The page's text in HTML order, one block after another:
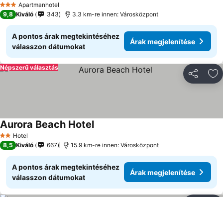
3 KategóriaApartmanhotel
9,8 Kiváló 343 3.3 km-re innen: Városközpont
A pontos árak megtekintéséhez
válasszon dátumokat
Árak megjelenítése
Népszerű választás
2 Kategória
Hotel
Aurora Beach Hotel
8,5 Kiváló 667 15.9 km-re innen: Városközpont
A pontos árak megtekintéséhez
válasszon dátumokat
Árak megjelenítése